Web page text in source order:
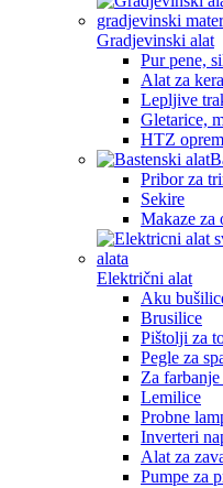
Gradjevinski alat
Pur pene,
Alat za
Lepljive
Gletarice,
HTZ
Pribor za
Sekire
Makaze za
Električni alat
Aku
Brusilice
Pištolji za
Pegle za
Za
Lemilice
Probne
Inverteri
Alat za
Pumpe za